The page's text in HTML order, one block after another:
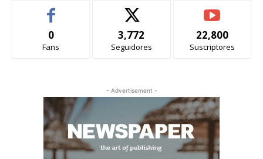
0
Fans
3,772
Seguidores
22,800
Suscriptores
- Advertisement -